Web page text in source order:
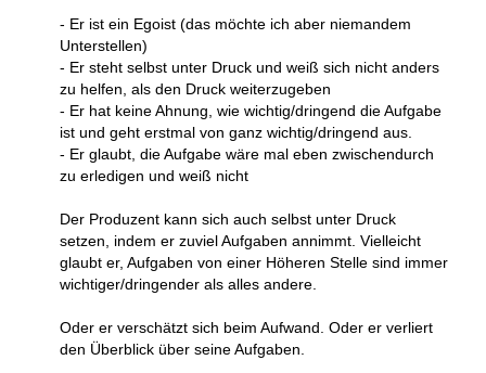
- Er ist ein Egoist (das möchte ich aber niemandem
Unterstellen)
- Er steht selbst unter Druck und weiß sich nicht anders
zu helfen, als den Druck weiterzugeben
- Er hat keine Ahnung, wie wichtig/dringend die Aufgabe
ist und geht erstmal von ganz wichtig/dringend aus.
- Er glaubt, die Aufgabe wäre mal eben zwischendurch
zu erledigen und weiß nicht
Der Produzent kann sich auch selbst unter Druck
setzen, indem er zuviel Aufgaben annimmt. Vielleicht
glaubt er, Aufgaben von einer Höheren Stelle sind immer
wichtiger/dringender als alles andere.
Oder er verschätzt sich beim Aufwand. Oder er verliert
den Überblick über seine Aufgaben.